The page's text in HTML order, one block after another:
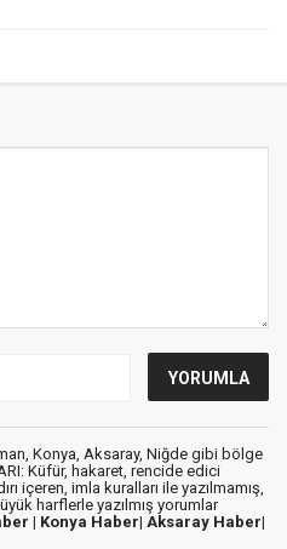
Konya, Aksaray, Niğde gibi bölge
Küfür, hakaret, rencide edici
içeren, imla kuralları ile yazılmamış,
harflerle yazılmış yorumlar
| Konya Haber| Aksaray Haber|